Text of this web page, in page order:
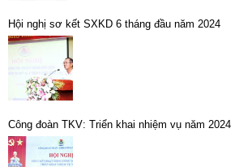
Hội nghị sơ kết SXKD 6 tháng đầu năm 2024
Công đoàn TKV: Triển khai nhiệm vụ năm 2024